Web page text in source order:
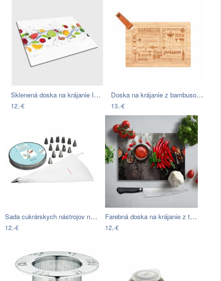
Sklenená doska na krájanie Insigne…
12,-€
Doska na krájanie z bambusového dreva…
13,-€
Sada cukrárskych nástrojov na zdobenie…
12,-€
Farebná doska na krájanie z tvrdeného…
12,-€